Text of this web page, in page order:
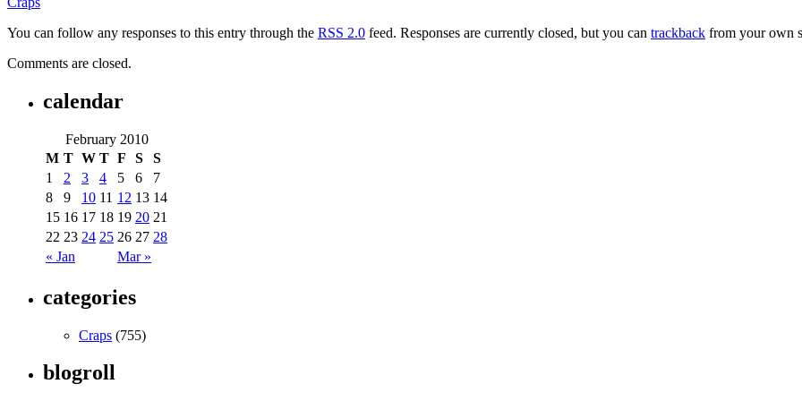
You can follow any responses to this entry through the RSS 2.0 feed. Responses are currently closed, but you can trackback from your own
Comments are closed.
calendar
February 2010
M T W T F S S
« Jan Mar »
1 2 3 4 5 6
7
8
9 10 11 12 13 14
15 16 17 18 19 20 21
22 23 24 25 26 27 28
categories
Craps (755)
blogroll